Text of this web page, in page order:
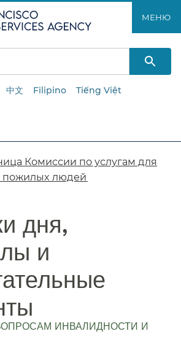
к
основному
содержанию​​
МЕНЮ​​
中文 Filipino Tiếng Việt
Комиссии по услугам для
пожилых людей​​
дня,
и
ИНВАЛИДНОСТИ И